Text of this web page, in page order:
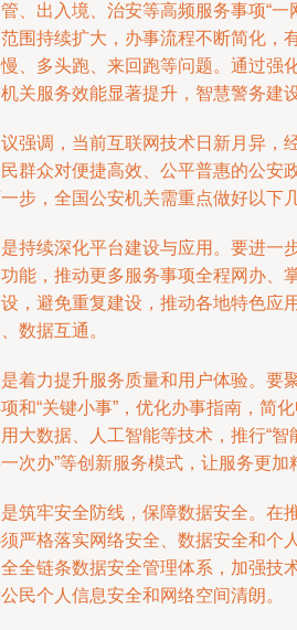
、出入境、治安等高频服务事项“一
围持续扩大，办事流程不断简化，
、多头跑、来回跑等问题。通过强
关服务效能显著提升，智慧警务建
强调，当前互联网技术日新月异，
群众对便捷高效、公平普惠的公安
步，全国公安机关需重点做好以下
持续深化平台建设与应用。要进一
能，推动更多服务事项全程网办、
，避免重复建设，推动各地特色应
数据互通。
着力提升服务质量和用户体验。要
和“关键小事”，优化办事指南，简
大数据、人工智能等技术，推行“智
次办”等创新服务模式，让服务更加
筑牢安全防线，保障数据安全。在
严格落实网络安全、数据安全和个
全链条数据安全管理体系，加强技
民个人信息安全和网络空间清朗。